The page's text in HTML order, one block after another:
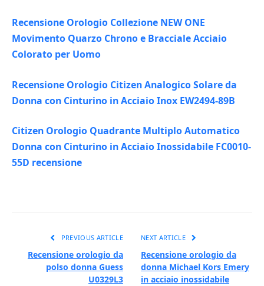
Recensione Orologio Collezione NEW ONE
Movimento Quarzo Chrono e Bracciale Acciaio
Colorato per Uomo
Recensione Orologio Citizen Analogico Solare da
Donna con Cinturino in Acciaio Inox EW2494-89B
Citizen Orologio Quadrante Multiplo Automatico
Donna con Cinturino in Acciaio Inossidabile FC0010-
55D recensione
PREVIOUS ARTICLE
Recensione orologio da
polso donna Guess
U0329L3
NEXT ARTICLE
Recensione orologio da
donna Michael Kors Emery
in acciaio inossidabile